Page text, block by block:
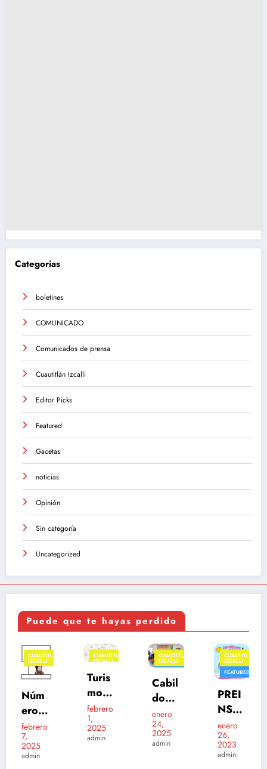
Categorias
boletines
COMUNICADO
Comunicados de prensa
Cuautitlán Izcalli
Editor Picks
Featured
Gacetas
noticias
Opinión
Sin categoría
Uncategorized
Puede que te hayas perdido
CUAUTITLÁN
IZCALLI
Turis
mo
en
Cuau
Izcall
febrero
1,
2025
CUAUTITLÁN
IZCALLI
FEATURED
Cabil
do
Izcall
i
202
enero
24,
2025
admin
CUAUTITLÁN
IZCALLI
PREI
NSC
RIPC
IONE
enero
26,
2023
CUAUTITLÁN
IZCALLI
FEATURED
Prese
ntan
la
segu
nda
edici
enero
25,
2023
admin